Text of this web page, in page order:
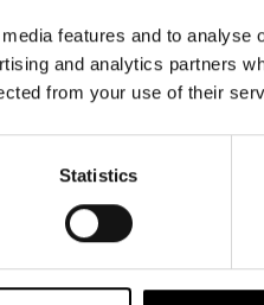
features and to analyse
and analytics partners
from your use of their
Statistics
hos oss